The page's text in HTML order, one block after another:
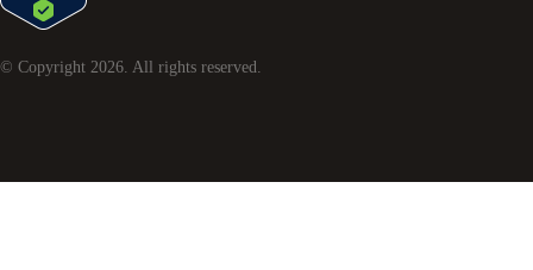
© Copyright 2026 . All rights reserved.